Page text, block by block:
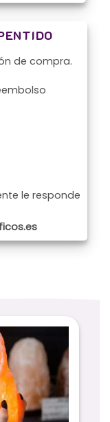
de compra.
le responde